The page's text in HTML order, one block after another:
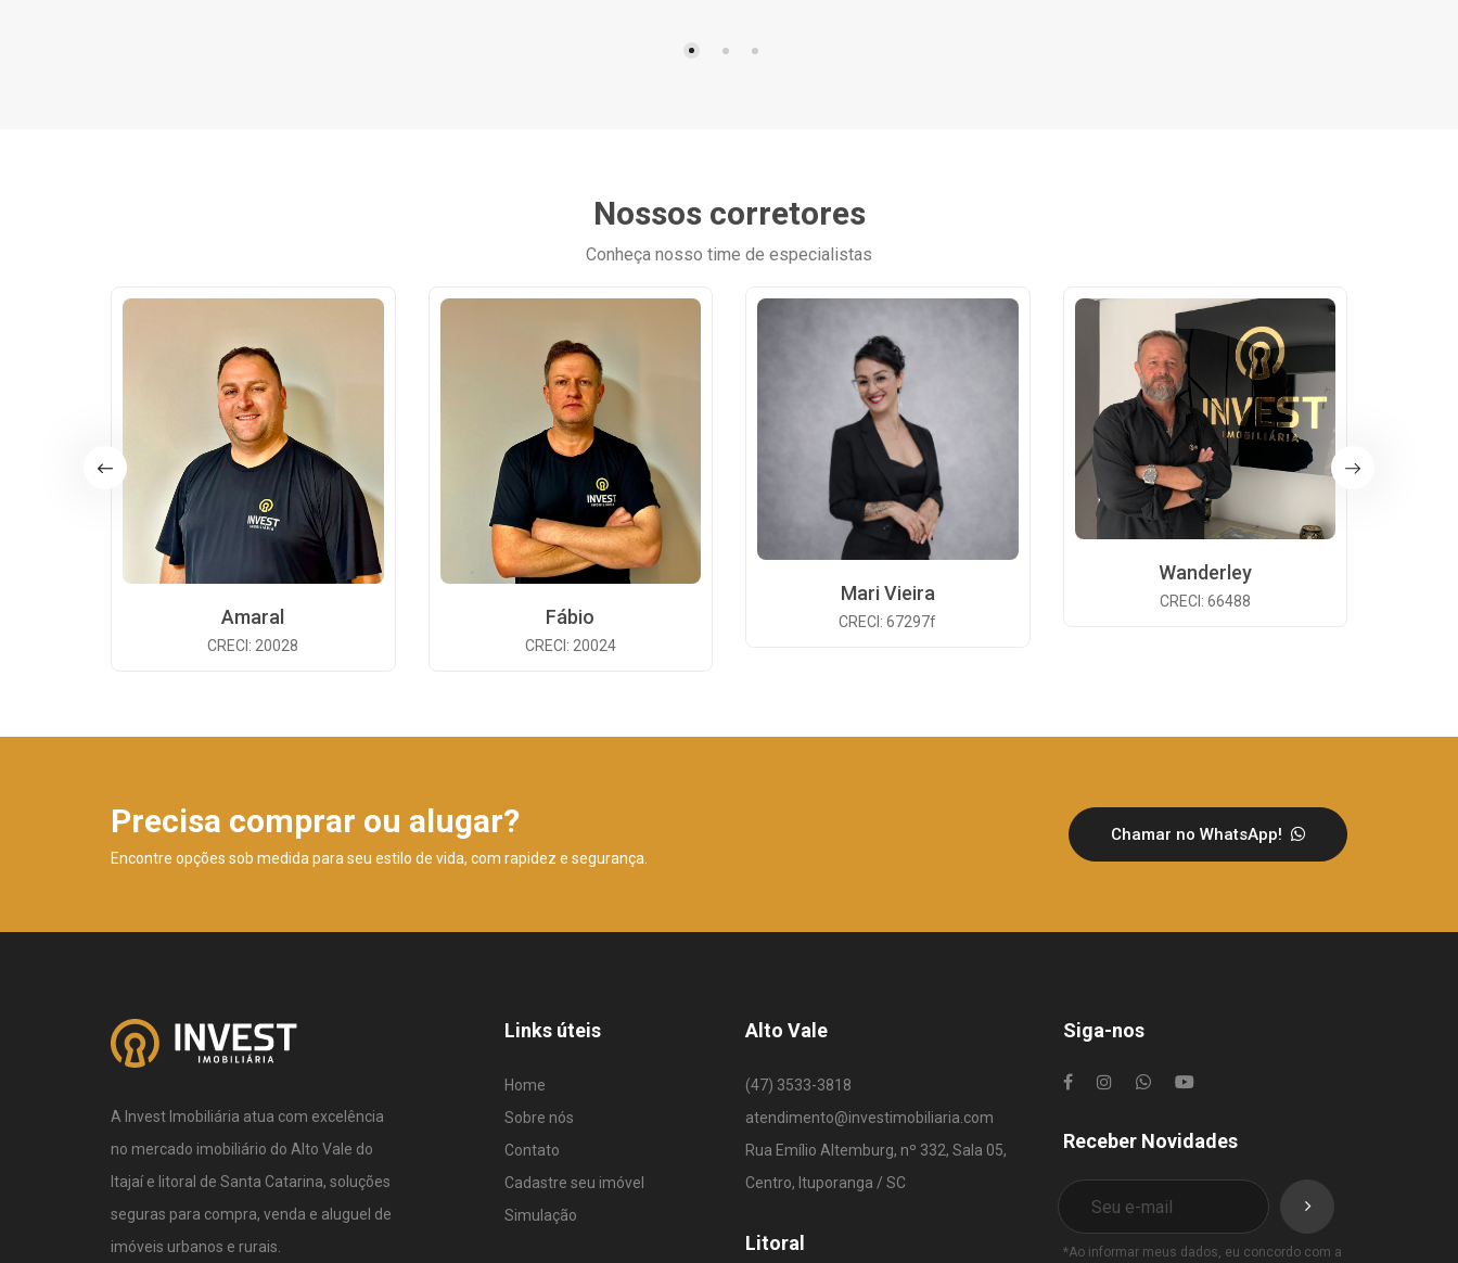
Nossos corretores
Conheça nosso time de especialistas
Amaral
CRECI: 20028
Fábio
CRECI: 20024
Mari Vieira
CRECI: 67297f
Wanderley
CRECI: 66488
Precisa comprar ou alugar?
Encontre opções sob medida para seu estilo de vida, com rapidez e segurança.
Chamar no WhatsApp!
A Invest Imobiliária atua com excelência
no mercado imobiliário do Alto Vale do
Itajaí e litoral de Santa Catarina, soluções
seguras para compra, venda e aluguel de
imóveis urbanos e rurais.
Links úteis
Home
Sobre nós
Contato
Cadastre seu imóvel
Simulação
Alto Vale
(47) 3533-3818
atendimento@investimobiliaria.com
Rua Emílio Altemburg, nº 332, Sala 05,
Centro, Ituporanga / SC
Litoral
Siga-nos
Receber Novidades
*Ao informar meus dados, eu concordo com a